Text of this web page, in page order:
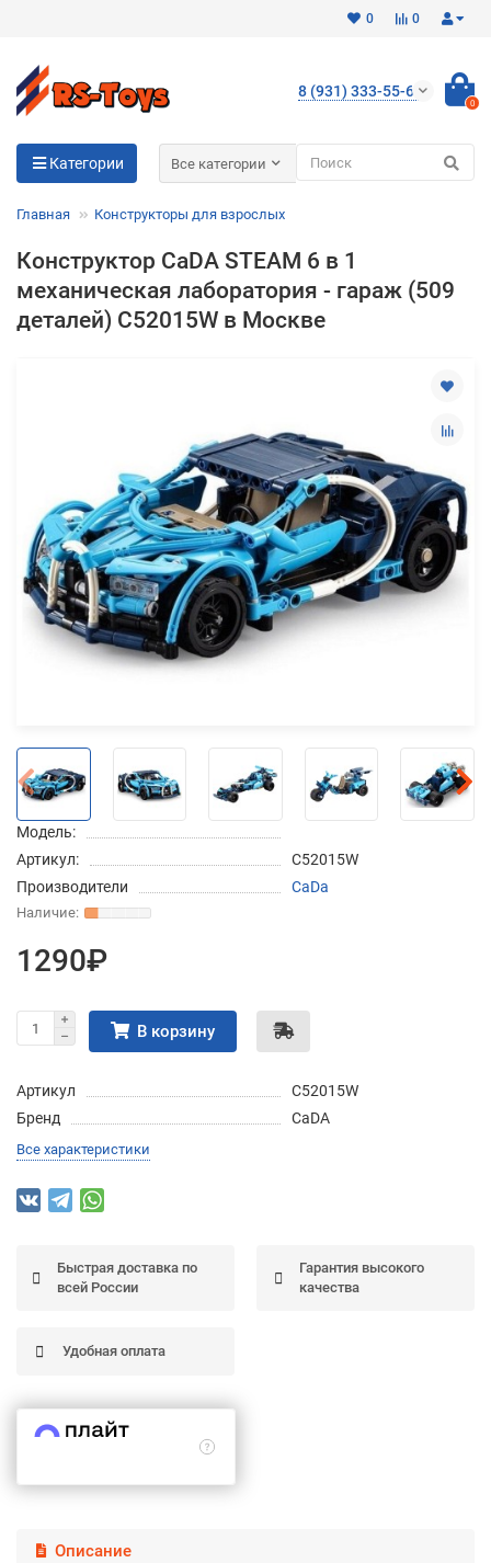
0
0
8 (931) 333-55-65
0
Категории Все категории
Главная Конструкторы для взрослых
Конструктор CaDA STEAM 6 в 1
механическая лаборатория - гараж (509
деталей) C52015W в Москве
Модель:
Артикул:
C52015W
Производители
CaDa
1290₽
В корзину
Артикул
C52015W
Бренд
CaDA
Все характеристики
Быстрая доставка по
всей России
Гарантия высокого
качества
Удобная оплата
Описание
Разбейте
без переплат
Добавляйте товары
в корзину
Оплачивайте сегодня только
Получайте товар
выбранный способом
списыватьсяс вашей карты
по 25%каждые 2 недели
об оплате Частями
недель